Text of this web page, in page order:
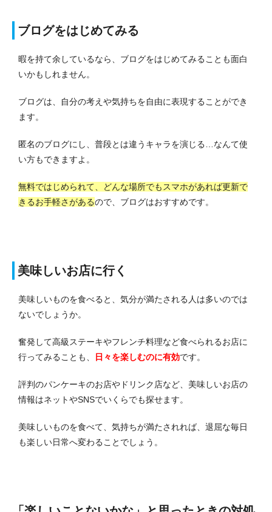
ブログをはじめてみる
暇を持て余しているなら、ブログをはじめてみることも面白
いかもしれません。
ブログは、自分の考えや気持ちを自由に表現することができ
ます。
匿名のブログにし、普段とは違うキャラを演じる…なんて使
い方もできますよ。
無料ではじめられて、どんな場所でもスマホがあれば更新で
きるお手軽さがあるので、ブログはおすすめです。
美味しいお店に行く
美味しいものを食べると、気分が満たされる人は多いのでは
ないでしょうか。
奮発して高級ステーキやフレンチ料理など食べられるお店に
行ってみることも、
日々を楽しむのに有効です。
評判のパンケーキのお店やドリンク店など、美味しいお店の
情報はネットやSNSでいくらでも探せます。
美味しいものを食べて、気持ちが満たされれば、退屈な毎日
も楽しい日常へ変わることでしょう。